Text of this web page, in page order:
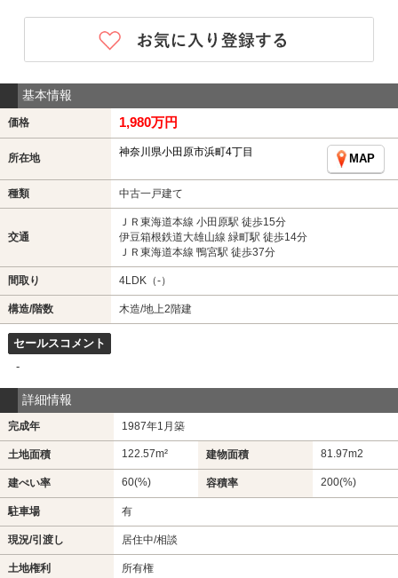
基本情報
価格 1,980万円
所在地 神奈川県小田原市浜町4丁目
MAP
種類 中古一戸建て
交通
ＪＲ東海道本線 小田原駅 徒歩15分
伊豆箱根鉄道大雄山線 緑町駅 徒歩14分
ＪＲ東海道本線 鴨宮駅 徒歩37分
間取り 4LDK（-）
構造/階数 木造/地上2階建
セールスコメント
-
詳細情報
完成年 1987年1月築
土地面積 122.57m² 建物面積 81.97m2
建ぺい率 60(%) 容積率 200(%)
駐車場 有
現況/引渡し 居住中/相談
土地権利 所有権